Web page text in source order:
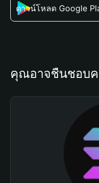
ดาวน์โหลด Google
คุณอาจชื่นชอบค